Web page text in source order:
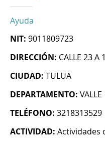
Ayuda
NIT: 9011809723
DIRECCIÓN: CALLE 23 A
CIUDAD: TULUA
DEPARTAMENTO: VALLE
TELÉFONO: 3218313529
ACTIVIDAD: Actividades